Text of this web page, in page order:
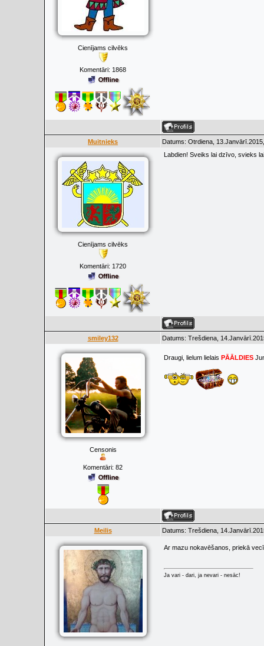
Cienījams cilvēks
Komentāri: 1868
Muitnieks Datums: Otrdiena,
Cienījams cilvēks
Komentāri: 1720
Labdien! Sveiks lai dzīvo, svieks
smiley132 Datums: Trešdiena,
Censonis
Komentāri: 82
Draugi, lielum lielais PĀĀLDIES
Meilis Datums: Trešdiena,
Ar mazu nokavēšanos, priekā
Ja vari - dari, ja nevari - nesāc!